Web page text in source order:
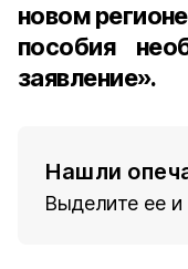
новом
пособия
заявление».
Нашли
Выделите ее